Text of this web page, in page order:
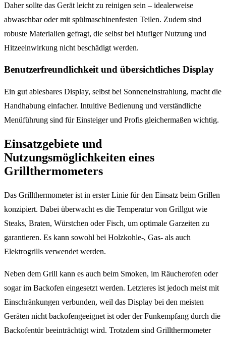
Daher sollte das Gerät leicht zu reinigen sein – idealerweise
abwaschbar oder mit spülmaschinenfesten Teilen. Zudem sind
robuste Materialien gefragt, die selbst bei häufiger Nutzung und
Hitzeeinwirkung nicht beschädigt werden.
Benutzerfreundlichkeit und übersichtliches Display
Ein gut ablesbares Display, selbst bei Sonneneinstrahlung, macht die
Handhabung einfacher. Intuitive Bedienung und verständliche
Menüführung sind für Einsteiger und Profis gleichermaßen wichtig.
Einsatzgebiete und
Nutzungsmöglichkeiten eines
Grillthermometers
Das Grillthermometer ist in erster Linie für den Einsatz beim Grillen
konzipiert. Dabei überwacht es die Temperatur von Grillgut wie
Steaks, Braten, Würstchen oder Fisch, um optimale Garzeiten zu
garantieren. Es kann sowohl bei Holzkohle-, Gas- als auch
Elektrogrills verwendet werden.
Neben dem Grill kann es auch beim Smoken, im Räucherofen oder
sogar im Backofen eingesetzt werden. Letzteres ist jedoch meist mit
Einschränkungen verbunden, weil das Display bei den meisten
Geräten nicht backofengeeignet ist oder der Funkempfang durch die
Backofentür beeinträchtigt wird. Trotzdem sind Grillthermometer